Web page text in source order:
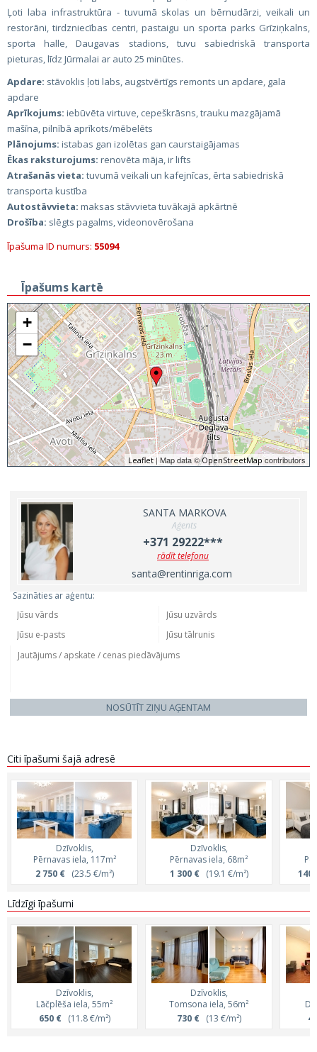
Ļoti laba infrastruktūra - tuvumā skolas un bērnudārzi, veikali un
restorāni, tirdzniecības centri, pastaigu un sporta parks Grīziņkalns,
sporta halle, Daugavas stadions, tuvu sabiedriskā transporta
pieturas, līdz Jūrmalai ar auto 25 minūtes.
Apdare: stāvoklis ļoti labs, augstvērtīgs remonts un apdare, gala
apdare
Aprīkojums: iebūvēta virtuve, cepeškrāsns, trauku mazgājamā
mašīna, pilnībā aprīkots/mēbelēts
Plānojums: istabas gan izolētas gan caurstaigājamas
Ēkas raksturojums: renovēta māja, ir lifts
Atrašanās vieta: tuvumā veikali un kafejnīcas, ērta sabiedriskā
transporta kustība
Autostāvvieta: maksas stāvvieta tuvākajā apkārtnē
Drošība: slēgts pagalms, videonovērošana
Īpašuma ID numurs: 55094
Īpašums kartē
+
−
Leaflet | Map data ©OpenStreetMap contributors
SANTA MARKOVA
Aģents
+371 29222***
rādīt telefonu
santa@rentinriga.com
Sazināties ar aģentu:
NOSŪTĪT ZIŅU AĢENTAM
Citi īpašumi šajā adresē
Dzīvoklis,
Pērnavas iela, 117m²
2 750 €(23.5 €/m²)
Dzīvoklis,
Pērnavas iela, 68m²
1 300 €(19.1 €/m²)
140
Līdzīgi īpašumi
Dzīvoklis,
Lāčplēša iela, 55m²
650 €(11.8 €/m²)
Dzīvoklis,
Tomsona iela, 56m²
730 €(13 €/m²)